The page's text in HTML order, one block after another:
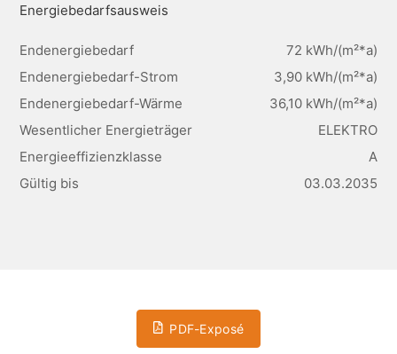
Energiebedarfsausweis
Endenergiebedarf
72 kWh/(m²*a)
Endenergiebedarf-Strom
3,90 kWh/(m²*a)
Endenergiebedarf-Wärme
36,10 kWh/(m²*a)
Wesentlicher Energieträger
ELEKTRO
Energieeffizienzklasse
A
Gültig bis
03.03.2035
PDF-Exposé